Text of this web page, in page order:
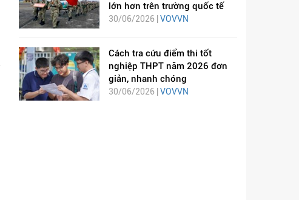
lớn hơn trên trường quốc tế
30/06/2026 | VOVVN
Cách tra cứu điểm thi tốt
nghiệp THPT năm 2026 đơn
giản, nhanh chóng
30/06/2026 | VOVVN